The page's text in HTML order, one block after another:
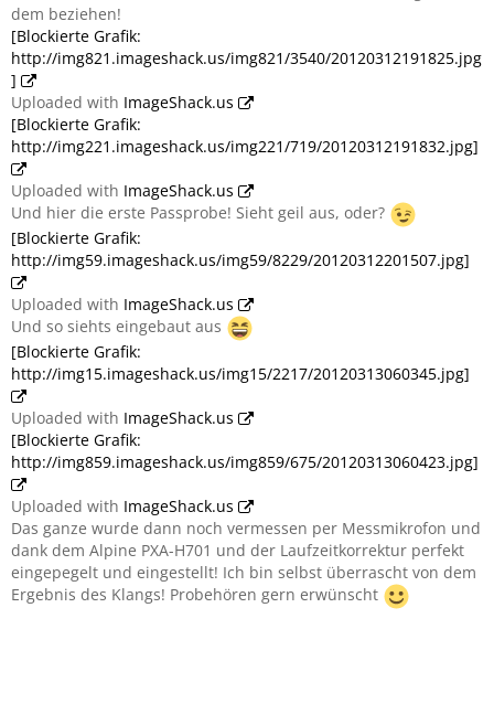
dem beziehen!
[Blockierte Grafik:
http://img821.imageshack.us/img821/3540/20120312191825.jpg
]
Uploaded with ImageShack.us
[Blockierte Grafik:
http://img221.imageshack.us/img221/719/20120312191832.jpg]
Uploaded with ImageShack.us
Und hier die erste Passprobe! Sieht geil aus, oder?
[Blockierte Grafik:
http://img59.imageshack.us/img59/8229/20120312201507.jpg]
Uploaded with ImageShack.us
Und so siehts eingebaut aus
[Blockierte Grafik:
http://img15.imageshack.us/img15/2217/20120313060345.jpg]
Uploaded with ImageShack.us
[Blockierte Grafik:
http://img859.imageshack.us/img859/675/20120313060423.jpg]
Uploaded with ImageShack.us
Das ganze wurde dann noch vermessen per Messmikrofon und
dank dem Alpine PXA-H701 und der Laufzeitkorrektur perfekt
eingepegelt und eingestellt! Ich bin selbst überrascht von dem
Ergebnis des Klangs! Probehören gern erwünscht